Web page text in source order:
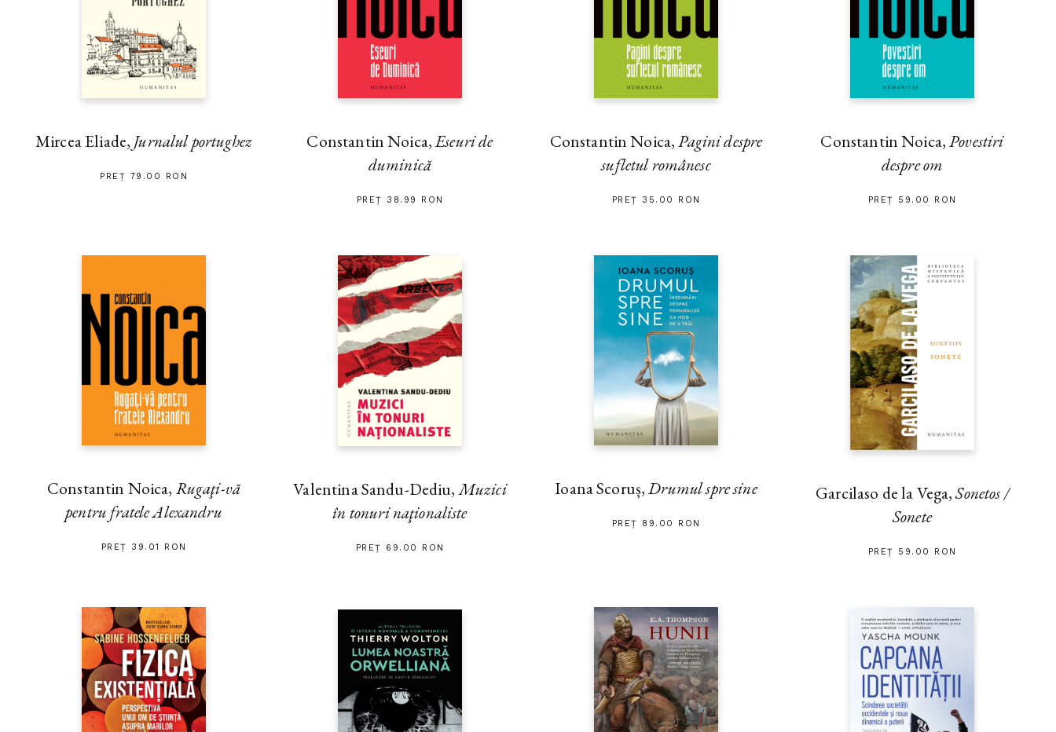
Mircea Eliade, Jurnalul portughez
PREȚ 79.00 RON
Constantin Noica,Eseuri de
duminică
PREȚ 38.99 RON
Constantin Noica,Pagini despre
sufletul românesc
PREȚ 35.00 RON
Constantin Noica,Povestiri
despre om
PREȚ 59.00 RON
Constantin Noica, Rugaţi-vă
pentru fratele Alexandru
PREȚ 39.01 RON
Valentina Sandu-Dediu,Muzici
în tonuri naţionaliste
PREȚ 69.00 RON
Ioana Scoruș,Drumul spre sine
PREȚ 89.00 RON
Garcilaso de la Vega,Sonetos /
Sonete
PREȚ 59.00 RON